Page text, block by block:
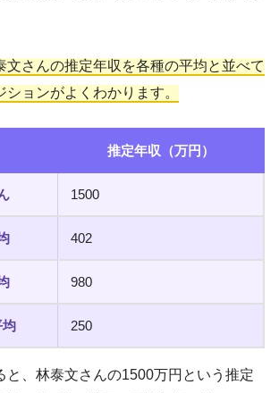
文さんの推定年収を各種の平均と並べて
ョンがよくわかります。
推定年収（万円）
1500
402
980
均 250
と、林泰文さんの1500万円という推定